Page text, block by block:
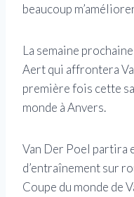
beaucoup
La semaine
Aert qui affrontera
première fois cette
monde à Anvers.
Van Der Poel partira
d’entraînement sur
Coupe du monde de